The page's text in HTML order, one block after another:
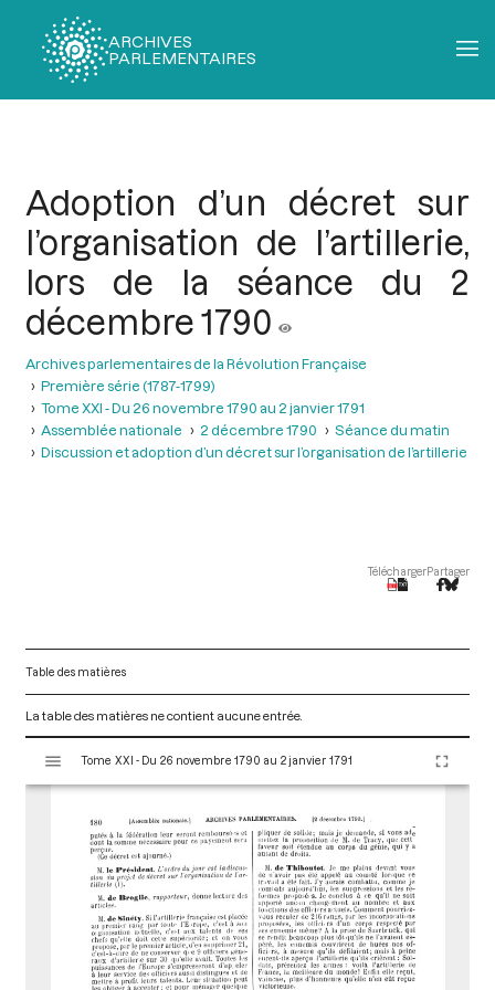
ARCHIVES
PARLEMENTAIRES
Adoption d’un décret sur
l’organisation de l’artillerie,
lors de la séance du 2
décembre 1790
Archives parlementaires de la Révolution Française
Première série (1787-1799)
Tome XXI - Du 26 novembre 1790 au 2 janvier 1791
Assemblée nationale
2 décembre 1790
Séance du matin
Discussion et adoption d’un décret sur l’organisation de l’artillerie
TéléchargerPartager
Table des matières
La table des matières ne contient aucune entrée.
s
Tome XXI - Du 26 novembre 1790 au 2 janvier 1791